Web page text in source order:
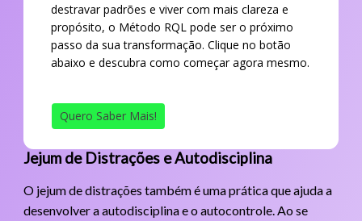
destravar padrões e viver com mais clareza e
propósito, o Método RQL pode ser o próximo
passo da sua transformação. Clique no botão
abaixo e descubra como começar agora mesmo.
Quero Saber Mais!
Jejum de Distrações e Autodisciplina
O jejum de distrações também é uma prática que ajuda a
desenvolver a autodisciplina e o autocontrole. Ao se